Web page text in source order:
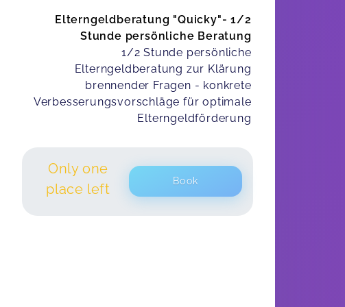
Elterngeldberatung "Quicky"- 1/2
Stunde persönliche Beratung
1/2 Stunde persönliche
Elterngeldberatung zur Klärung
brennender Fragen - konkrete
Verbesserungsvorschläge für optimale
Elterngeldförderung
Only one
place left
Book